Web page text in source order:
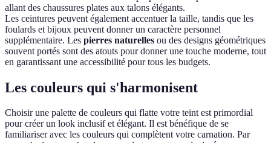
allant des chaussures plates aux talons élégants.
Les ceintures peuvent également accentuer la taille, tandis que les
foulards et bijoux peuvent donner un caractère personnel
supplémentaire. Les pierres naturelles ou des designs géométriques
souvent portés sont des atouts pour donner une touche moderne, tout
en garantissant une accessibilité pour tous les budgets.
Les couleurs qui s'harmonisent
Choisir une palette de couleurs qui flatte votre teint est primordial
pour créer un look inclusif et élégant. Il est bénéfique de se
familiariser avec les couleurs qui complètent votre carnation. Par